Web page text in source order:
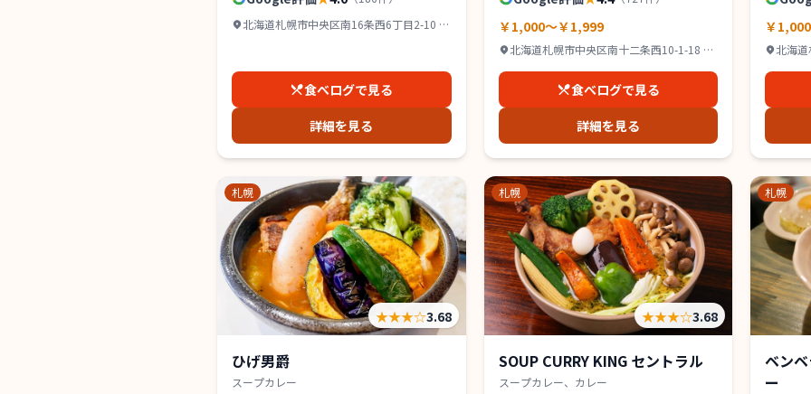
北海道札幌市中央区南16条西6丁目2-10 IR
食べログで見る
詳細を見る
￥1,000～￥1,999
北海道札幌市中央区南十二条西10-1-18 グ
食べログで見る
詳細を見る
￥
北海
札幌
★★★☆3.68
ひげ男爵
スープカレー
札幌
★★★☆3.68
SOUP CURRY KING セントラル
スープカレー、カレー
札幌
ベン
ー